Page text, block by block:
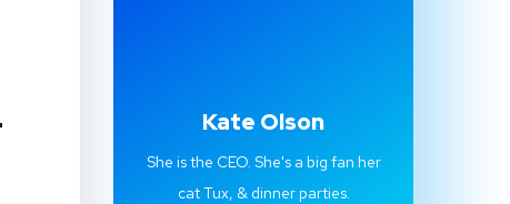
Kate Olson
She is the CEO. She's a big fan her
cat Tux, & dinner parties.